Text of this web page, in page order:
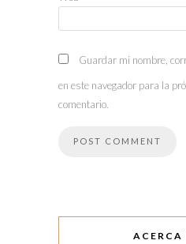
Guardar mi nombre,
en este navegador para la
comentario.
ACERCA